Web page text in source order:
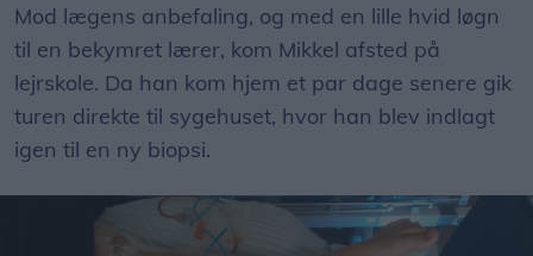
Mod lægens anbefaling, og med en lille hvid løgn
til en bekymret lærer, kom Mikkel afsted på
lejrskole. Da han kom hjem et par dage senere gik
turen direkte til sygehuset, hvor han blev indlagt
igen til en ny biopsi.